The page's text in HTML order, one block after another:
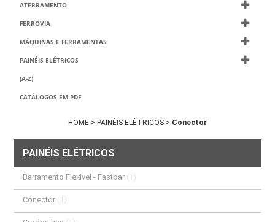
ATERRAMENTO
FERROVIA
MÁQUINAS E FERRAMENTAS
PAINÉIS ELÉTRICOS
(A-Z)
CATÁLOGOS EM PDF
HOME > PAINÉIS ELÉTRICOS > Conector
PAINÉIS ELÉTRICOS
Barramento Flexível - Fastbar (1)
Conector (1)